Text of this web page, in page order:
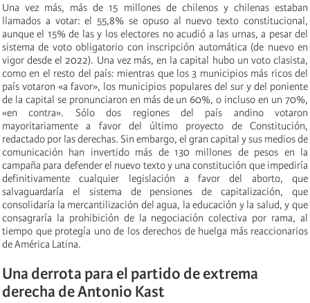
Una vez más, más de 15 millones de chilenos y chilenas estaban
llamados a votar: el 55,8% se opuso al nuevo texto constitucional,
aunque el 15% de las y los electores no acudió a las urnas, a pesar del
sistema de voto obligatorio con inscripción automática (de nuevo en
vigor desde el 2022). Una vez más, en la capital hubo un voto clasista,
como en el resto del país: mientras que los 3 municipios más ricos del
país votaron «a favor», los municipios populares del sur y del poniente
de la capital se pronunciaron en más de un 60%, o incluso en un 70%,
«en contra». Sólo dos regiones del país andino votaron
mayoritariamente a favor del último proyecto de Constitución,
redactado por las derechas. Sin embargo, el gran capital y sus medios de
comunicación han invertido más de 130 millones de pesos en la
campaña para defender el nuevo texto y una constitución que impediría
definitivamente cualquier legislación a favor del aborto, que
salvaguardaría el sistema de pensiones de capitalización, que
consolidaría la mercantilización del agua, la educación y la salud, y que
consagraría la prohibición de la negociación colectiva por rama, al
tiempo que protegía uno de los derechos de huelga más reaccionarios
de América Latina.
Una derrota para el partido de extrema
derecha de Antonio Kast